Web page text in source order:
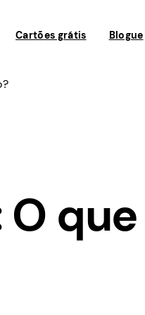
Cartões grátis Blogue